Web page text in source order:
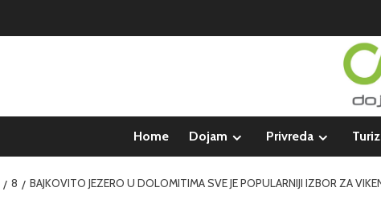
Home Dojam Privreda
8 BAJKOVITO JEZERO U DOLOMITIMA SVE JE POPULARNIJI IZBOR ZA